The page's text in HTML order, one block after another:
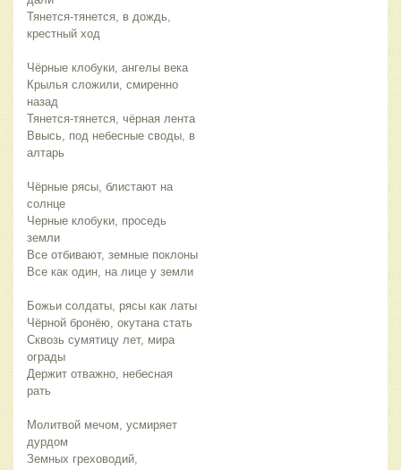
Тянется-тянется, в дождь,
крестный ход
Чёрные клобуки, ангелы века
Крылья сложили, смиренно
назад
Тянется-тянется, чёрная лента
Ввысь, под небесные своды, в
алтарь
Чёрные рясы, блистают на
солнце
Черные клобуки, проседь
земли
Все отбивают, земные поклоны
Все как один, на лице у земли
Божьи солдаты, рясы как латы
Чёрной бронёю, окутана стать
Сквозь сумятицу лет, мира
ограды
Держит отважно, небесная
рать
Молитвой мечом, усмиряет
дурдом
Земных греховодий,